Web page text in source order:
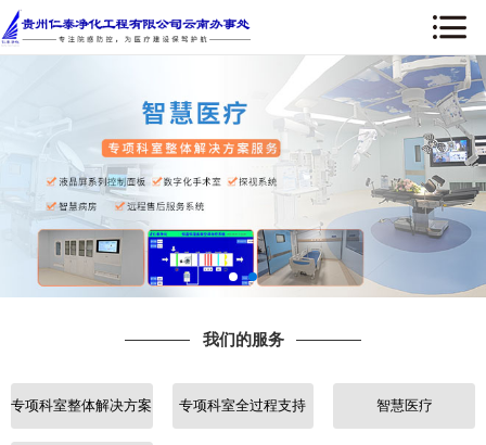
我们的服务
专项科室整体解决方案 专项科室全过程支持 智慧医疗
关于我们
我们的服务
设备配套
行业知识